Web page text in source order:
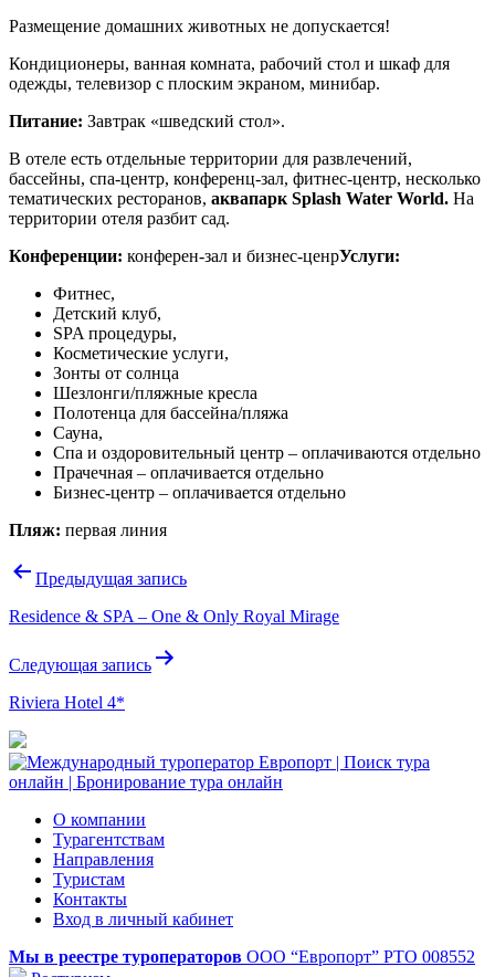
Размещение домашних животных не допускается!
Кондиционеры, ванная комната, рабочий стол и шкаф для
одежды, телевизор с плоским экраном, минибар.
Питание: Завтрак «шведский стол».
В отеле есть отдельные территории для развлечений,
бассейны, спа-центр, конференц-зал, фитнес-центр, несколько
тематических ресторанов, аквапарк Splash Water World. На
территории отеля разбит сад.
Конференции: конферен-зал и бизнес-ценрУслуги:
Фитнес,
Детский клуб,
SPA процедуры,
Косметические услуги,
Зонты от солнца
Шезлонги/пляжные кресла
Полотенца для бассейна/пляжа
Сауна,
Спа и оздоровительный центр – оплачиваются отдельно
Прачечная – оплачивается отдельно
Бизнес-центр – оплачивается отдельно
Пляж: первая линия
Навигация
записям
Предыдущая запись
Residence & SPA – One & Only Royal Mirage
Следующая запись
Riviera Hotel 4*
О компании
Турагентствам
Направления
Туристам
Контакты
Вход в личный кабинет
Мы в реестре туроператоров ООО “Европорт” РТО 008552